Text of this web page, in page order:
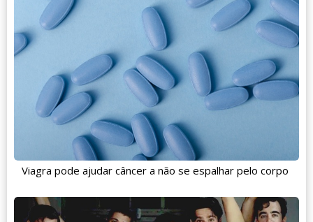
Viagra pode ajudar câncer a não se espalhar pelo corpo